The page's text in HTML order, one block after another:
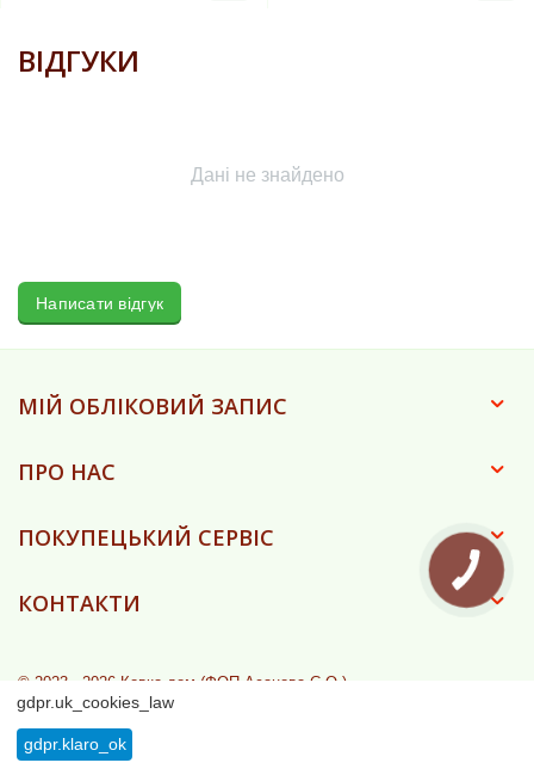
ВІДГУКИ
Дані не знайдено
Написати відгук
МІЙ ОБЛІКОВИЙ ЗАПИС
ПРО НАС
ПОКУПЕЦЬКИЙ СЕРВІС
КОНТАКТИ
© 2023 - 2026 Ковка-дом (ФОП Асанова Є.О.)
gdpr.uk_cookies_law
gdpr.klaro_ok
КНОПКА
ЗВ'ЯЗКУ